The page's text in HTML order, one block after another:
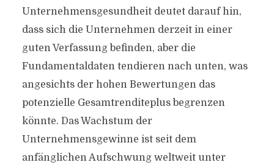
Unternehmensgesundheit deutet darauf hin,
dass sich die Unternehmen derzeit in einer
guten Verfassung befinden, aber die
Fundamentaldaten tendieren nach unten, was
angesichts der hohen Bewertungen das
potenzielle Gesamtrenditeplus begrenzen
könnte. Das Wachstum der
Unternehmensgewinne ist seit dem
anfänglichen Aufschwung weltweit unter